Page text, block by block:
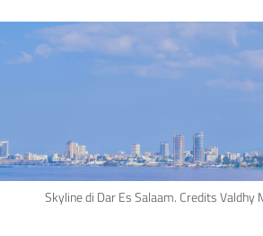
Skyline di Dar Es Salaam. Credits Valdhy